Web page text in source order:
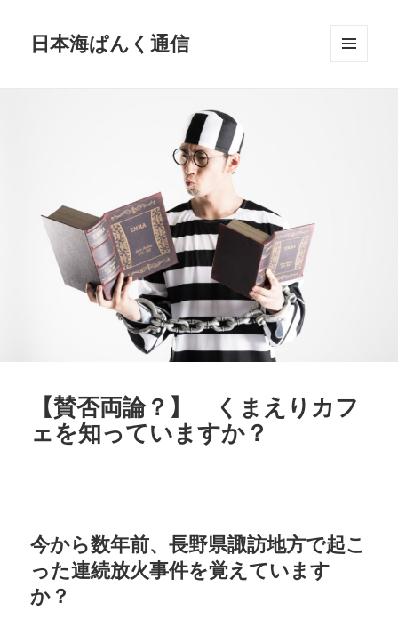
日本海ぱんく通信
【賛否両論？】 くまえりカフ
ェを知っていますか？
今から数年前、長野県諏訪地方で起こ
った連続放火事件を覚えています
か？